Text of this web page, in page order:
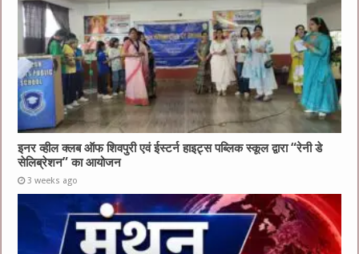
इनर व्हील क्लब ऑफ शिवपुरी एवं ईस्टर्न हाइट्स पब्लिक स्कूल द्वारा “रेनी डे
सेलिब्रेशन” का आयोजन
3 weeks ago